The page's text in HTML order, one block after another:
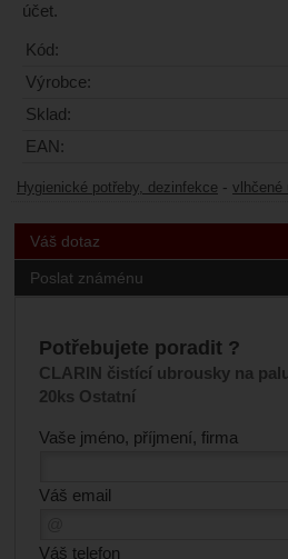
účet.
Kód:
Výrobce:
Sklad:
EAN:
Hygienické potřeby, dezinfekce - vlhčené
Váš dotaz
Poslat známénu
Potřebujete poradit ?
CLARIN čistící ubrousky na
20ks Ostatní
Vaše jméno, příjmení, firma
Váš email
Váš telefon